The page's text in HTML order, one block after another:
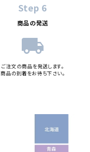
Step 6
商品の発送
local_shipping
ご注文の商品を発送します。
商品の到着をお待ち下さい。